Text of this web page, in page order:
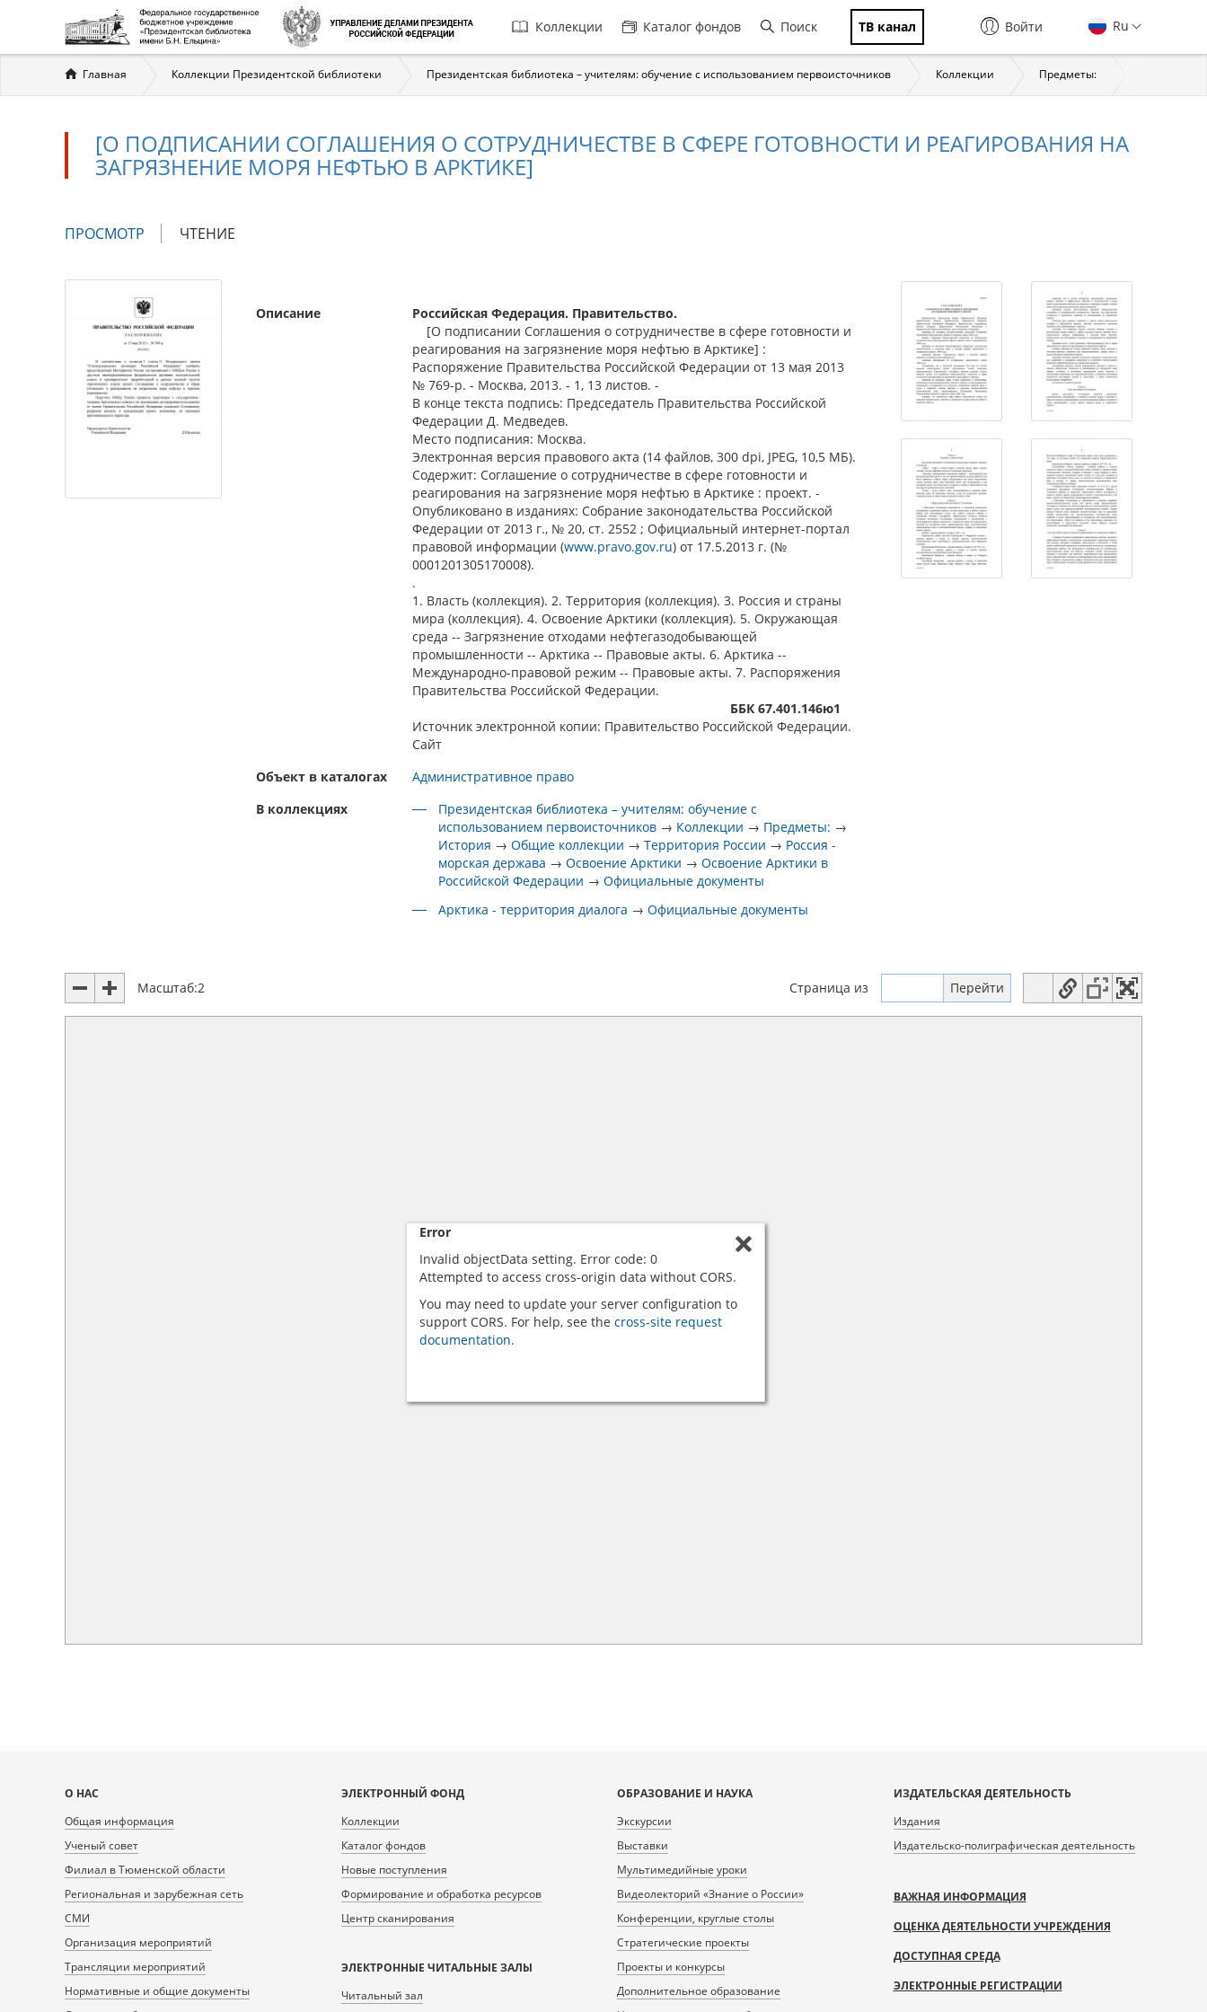
Главная
навигация
Коллекции Каталог фондов Поиск ТВ канал Ru
Войти
Вы
здесь
Главная Коллекции Президентской библиотеки Президентская библиотека – учителям: обучение с использованием первоисточников Коллекции Предметы:
[О ПОДПИСАНИИ СОГЛАШЕНИЯ О СОТРУДНИЧЕСТВЕ В СФЕРЕ ГОТОВНОСТИ И РЕАГИРОВАНИЯ НА
ЗАГРЯЗНЕНИЕ МОРЯ НЕФТЬЮ В АРКТИКЕ]
Главные
ПРОСМОТР (АКТИВНАЯ
ЧТЕНИЕ
Описание
Российская Федерация. Правительство.
[О подписании Соглашения о сотрудничестве в сфере готовности и
реагирования на загрязнение моря нефтью в Арктике] :
Распоряжение Правительства Российской Федерации от 13 мая 2013
№ 769-р. - Москва, 2013. - 1, 13 листов. -
В конце текста подпись: Председатель Правительства Российской
Федерации Д. Медведев.
Место подписания: Москва.
Электронная версия правового акта (14 файлов, 300 dpi, JPEG, 10,5 МБ).
Содержит: Соглашение о сотрудничестве в сфере готовности и
реагирования на загрязнение моря нефтью в Арктике : проект. -
Опубликовано в изданиях: Собрание законодательства Российской
Федерации от 2013 г., № 20, ст. 2552 ; Официальный интернет-портал
правовой информации (www.pravo.gov.ru) от 17.5.2013 г. (№
0001201305170008).
.
1. Власть (коллекция). 2. Территория (коллекция). 3. Россия и страны
мира (коллекция). 4. Освоение Арктики (коллекция). 5. Окружающая
среда -- Загрязнение отходами нефтегазодобывающей
промышленности -- Арктика -- Правовые акты. 6. Арктика --
Международно-правовой режим -- Правовые акты. 7. Распоряжения
Правительства Российской Федерации.
ББК 67.401.146ю1
Источник электронной копии: Правительство Российской Федерации.
Сайт
Объект в каталогах
Административное право
В коллекциях
Президентская библиотека – учителям: обучение с
использованием первоисточников → Коллекции → Предметы: →
История →Общие коллекции →Территория России → Россия -
морская держава →Освоение Арктики →Освоение Арктики в
Российской Федерации →Официальные документы
Арктика - территория диалога →Официальные документы
Масштаб:2 Страница из
Error
Invalid objectData setting. Error code: 0
Attempted to access cross-origin data without CORS.
You may need to update your server configuration to
support CORS. For help, see the cross-site request
documentation.
Карта
сайта
О НАС
Общая информация
Ученый совет
Филиал в Тюменской области
Региональная и зарубежная сеть
СМИ
Организация мероприятий
Трансляции мероприятий
Нормативные и общие документы
ЭЛЕКТРОННЫЙ ФОНД
Коллекции
Каталог фондов
Новые поступления
Формирование и обработка ресурсов
Центр сканирования
ЭЛЕКТРОННЫЕ ЧИТАЛЬНЫЕ ЗАЛЫ
Читальный зал
ОБРАЗОВАНИЕ И НАУКА
Экскурсии
Выставки
Мультимедийные уроки
Видеолекторий «Знание о России»
Конференции, круглые столы
Стратегические проекты
Проекты и конкурсы
Дополнительное образование
ИЗДАТЕЛЬСКАЯ ДЕЯТЕЛЬНОСТЬ
Издания
Издательско-полиграфическая деятельность
ВАЖНАЯ ИНФОРМАЦИЯ
ОЦЕНКА ДЕЯТЕЛЬНОСТИ УЧРЕЖДЕНИЯ
ДОСТУПНАЯ СРЕДА
ЭЛЕКТРОННЫЕ РЕГИСТРАЦИИ